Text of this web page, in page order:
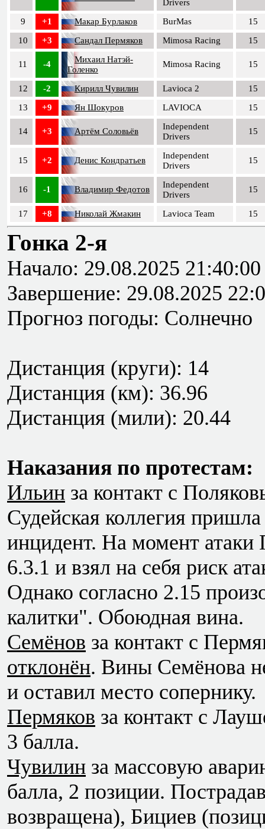
Drivers
9 +1 Макар Бурлаков BurMas
15
10
+3 Сандал Пермяков Mimosa Racing 15
11 -4
Михаил Натэй-
Голенко
Mimosa Racing 15
12 -2 Кирилл Чувилин Lavioca 2
15
13
+9 Ян Шокуров LAVIOCA 15
14 +3 Артём Соловьёв
Independent
Drivers
15
15 +2 Денис Кондратьев
Independent
Drivers
15
16 -1 Владимир Федотов
Independent
Drivers
15
17 +8 Николай Жмакин Lavioca Team 15
Гонка 2-я
Начало: 29.08.2025 21:40:00
Завершение: 29.08.2025
Прогноз погоды: Солнечно
Дистанция (круги): 14
Дистанция (км): 36.96
Дистанция (мили): 20.44
Наказания по протестам:
Ильин за контакт с
Судейская коллегия
инцидент. На момент атаки
6.3.1 и взял на себя риск
Однако согласно 2.15
калитки". Обоюдная вина.
Семёнов за контакт с
отклонён. Вины Семёнова
и оставил место сопернику.
Пермяков за контакт с
3 балла.
Чувилин за массовую
балла, 2 позиции.
возвращена), Бициев